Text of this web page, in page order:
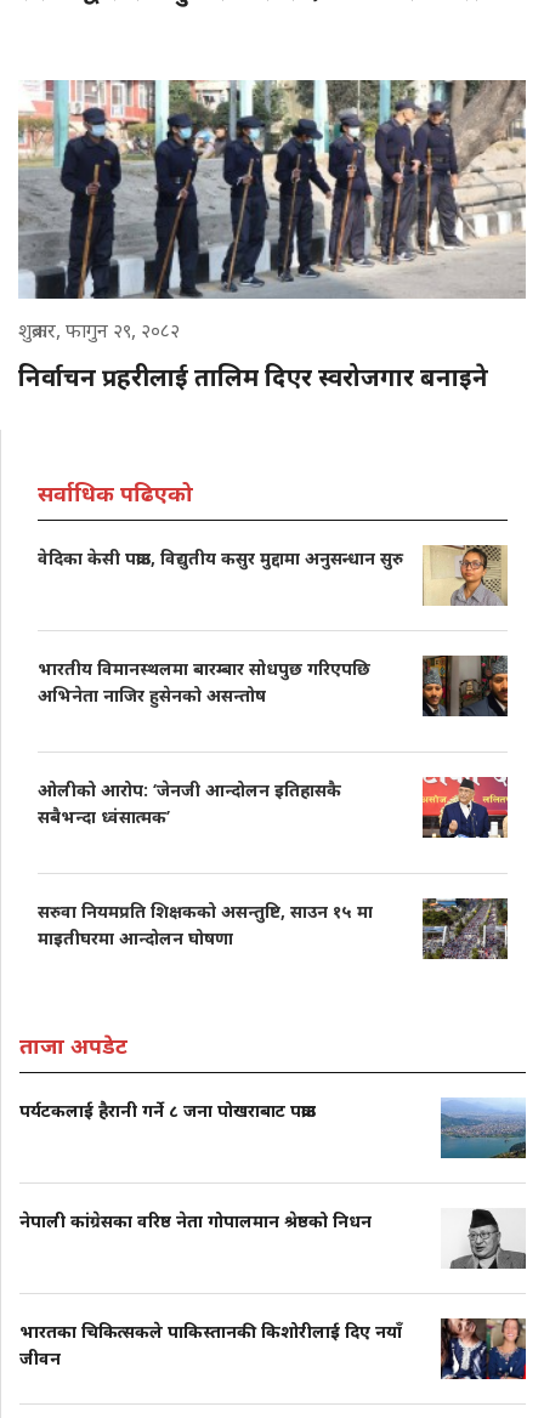
शुक्रबार, फागुन २९, २०८२
निर्वाचन प्रहरीलाई तालिम दिएर स्वरोजगार बनाइने
सर्वाधिक पढिएको
वेदिका केसी पक्राउ, विद्युतीय कसुर मुद्दामा अनुसन्धान सुरु
भारतीय विमानस्थलमा बारम्बार सोधपुछ गरिएपछि
अभिनेता नाजिर हुसेनको असन्तोष
ओलीको आरोप: ‘जेनजी आन्दोलन इतिहासकै
सबैभन्दा ध्वंसात्मक’
सरुवा नियमप्रति शिक्षकको असन्तुष्टि, साउन १५ मा
माइतीघरमा आन्दोलन घोषणा
ताजा अपडेट
पर्यटकलाई हैरानी गर्ने ८ जना पोखराबाट पक्राउ
नेपाली कांग्रेसका वरिष्ठ नेता गोपालमान श्रेष्ठको निधन
भारतका चिकित्सकले पाकिस्तानकी किशोरीलाई दिए नयाँ
जीवन